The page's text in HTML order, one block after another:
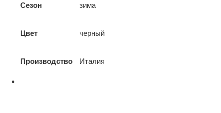
Сезон зима
Цвет черный
Производство Италия